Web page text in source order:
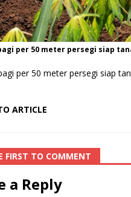
per 50 meter persegi siap
per 50 meter persegi siap
ARTICLE
FIRST TO COMMENT
a Reply